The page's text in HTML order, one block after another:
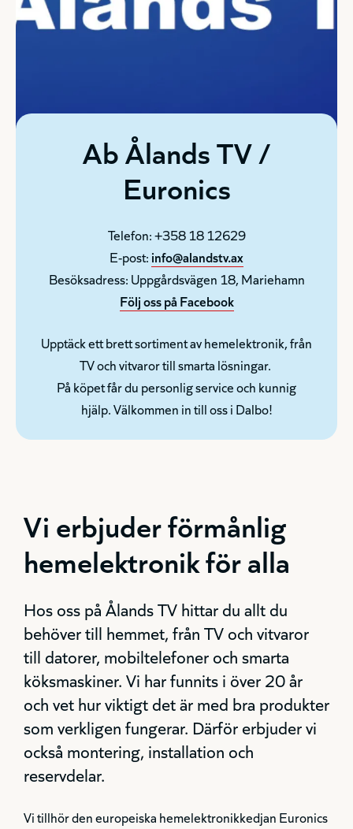
Ab Ålands TV /
Euronics
Telefon: +358 18 12629
E-post: info@alandstv.ax
Besöksadress: Uppgårdsvägen 18, Mariehamn
Följ oss på Facebook
Upptäck ett brett sortiment av hemelektronik, från
TV och vitvaror till smarta lösningar.
På köpet får du personlig service och kunnig
hjälp. Välkommen in till oss i Dalbo!
Vi erbjuder förmånlig
hemelektronik för alla
Hos oss på Ålands TV hittar du allt du
behöver till hemmet, från TV och vitvaror
till datorer, mobiltelefoner och smarta
köksmaskiner. Vi har funnits i över 20 år
och vet hur viktigt det är med bra produkter
som verkligen fungerar. Därför erbjuder vi
också montering, installation och
reservdelar.
Vi tillhör den europeiska hemelektronikkedjan Euronics